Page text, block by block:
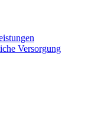
Versorgung